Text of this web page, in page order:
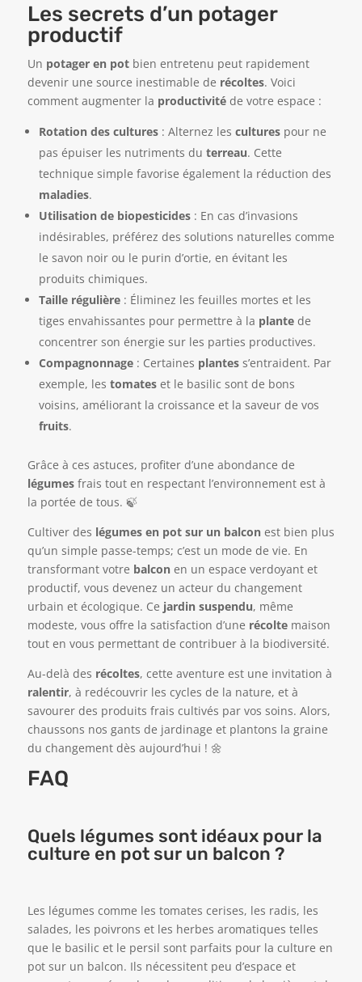
Les secrets d’un potager
productif
Un potager en potbien entretenu peut rapidement
devenir une source inestimable de récoltes. Voici
comment augmenter la productivitéde votre espace :
Rotation des cultures: Alternez les culturespour ne
pas épuiser les nutriments du terreau. Cette
technique simple favorise également la réduction des
maladies.
Utilisation de biopesticides: En cas d’invasions
indésirables, préférez des solutions naturelles comme
le savon noir ou le purin d’ortie, en évitant les
produits chimiques.
Taille régulière: Éliminez les feuilles mortes et les
tiges envahissantes pour permettre à la plantede
concentrer son énergie sur les parties productives.
Compagnonnage: Certaines plantess’entraident. Par
exemple, les tomateset le basilic sont de bons
voisins, améliorant la croissance et la saveur de vos
fruits.
Grâce à ces astuces, profiter d’une abondance de
légumesfrais tout en respectant l’environnement est à
la portée de tous. 🍃
Cultiver des légumes en pot sur un balcon est bien plus
qu’un simple passe-temps; c’est un mode de vie. En
transformant votre balcon en un espace verdoyant et
productif, vous devenez un acteur du changement
urbain et écologique. Ce jardin suspendu, même
modeste, vous offre la satisfaction d’une récoltemaison
tout en vous permettant de contribuer à la biodiversité.
Au-delà des récoltes, cette aventure est une invitation à
ralentir, à redécouvrir les cycles de la nature, et à
savourer des produits frais cultivés par vos soins. Alors,
chaussons nos gants de jardinage et plantons la graine
du changement dès aujourd’hui ! 🌼
FAQ
Quels légumes sont idéaux pour la
culture en pot sur un balcon ?
Les légumes comme les tomates cerises, les radis, les
salades, les poivrons et les herbes aromatiques telles
que le basilic et le persil sont parfaits pour la culture en
pot sur un balcon. Ils nécessitent peu d’espace et